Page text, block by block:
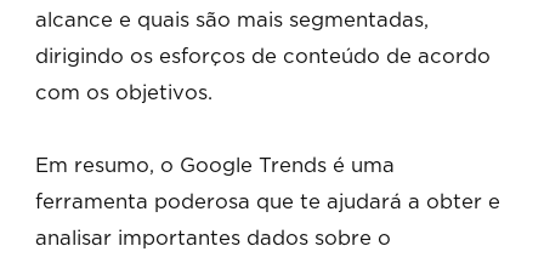
alcance e quais são mais segmentadas,
dirigindo os esforços de conteúdo de acordo
com os objetivos.
Em resumo, o Google Trends é uma
ferramenta poderosa que te ajudará a obter e
analisar importantes dados sobre o